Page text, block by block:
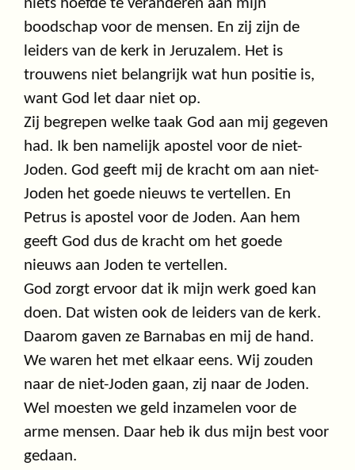
niets hoefde te veranderen aan mijn
boodschap voor de mensen. En zij zijn de
leiders van de kerk in Jeruzalem. Het is
trouwens niet belangrijk wat hun positie is,
want God let daar niet op.
Zij begrepen welke taak God aan mij gegeven
had. Ik ben namelijk apostel voor de niet-
Joden. God geeft mij de kracht om aan niet-
Joden het goede nieuws te vertellen. En
Petrus is apostel voor de Joden. Aan hem
geeft God dus de kracht om het goede
nieuws aan Joden te vertellen.
God zorgt ervoor dat ik mijn werk goed kan
doen. Dat wisten ook de leiders van de kerk.
Daarom gaven ze Barnabas en mij de hand.
We waren het met elkaar eens. Wij zouden
naar de niet-Joden gaan, zij naar de Joden.
Wel moesten we geld inzamelen voor de
arme mensen. Daar heb ik dus mijn best voor
gedaan.